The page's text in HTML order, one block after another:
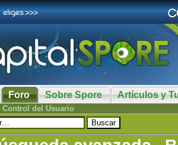
Foro Sobre Spore Artículos y
Control del Usuario